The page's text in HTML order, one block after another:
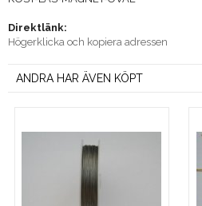
Direktlänk:
Högerklicka och kopiera adressen
ANDRA HAR ÄVEN KÖPT